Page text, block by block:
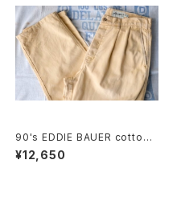
90's EDDIE BAUER cotton-
duck 2-tuck Pants
¥12,650